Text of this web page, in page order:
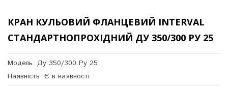
КРАН КУЛЬОВИЙ ФЛАНЦЕВИЙ INTERVAL
СТАНДАРТНОПРОХІДНИЙ ДУ 350/300 РУ 25
Модель: Ду 350/300 Ру 25
Наявність: Є в наявності